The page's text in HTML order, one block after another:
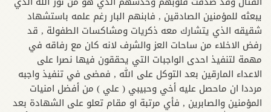
يبعثه للمؤمنين الصادقين , فابنهم البار رغم علمه باستشهاد
شقيقه الذي يتشارك معه ذكريات ومشاكسات الطفولة , قد
رفض الاخلاء من ساحات العز والشرف لانه كان مع رفاقه في
مهمة لتنفيذ احدى الواجبات التي يحققون فيها نصرا على
الاعداء المارقين بعد التوكل على الله , فمضى في تنفيذ واجبه
مرددا ان ماحصل عليه أخي وحبيبي ( علي ) من أفضل امنيات
المؤمنين والصابرين , فأي مرتبة او مقام تعلو على الشهادة بعد